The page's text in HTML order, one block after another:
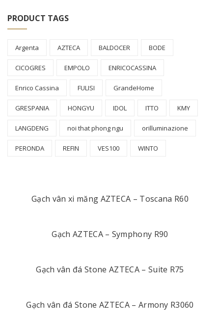
PRODUCT TAGS
Argenta AZTECA BALDOCER BODE
CICOGRES EMPOLO ENRICOCASSINA
Enrico Cassina FULISI GrandeHome
GRESPANIA HONGYU IDOL ITTO KMY
LANGDENG noi that phong ngu orilluminazione
PERONDA REFIN VES100 WINTO
Gạch vân xi măng AZTECA – Toscana R60
Gạch AZTECA – Symphony R90
Gạch vân đá Stone AZTECA – Suite R75
Gạch vân đá Stone AZTECA – Armony R3060